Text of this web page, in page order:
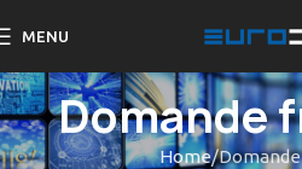
MENU
Domande
Home